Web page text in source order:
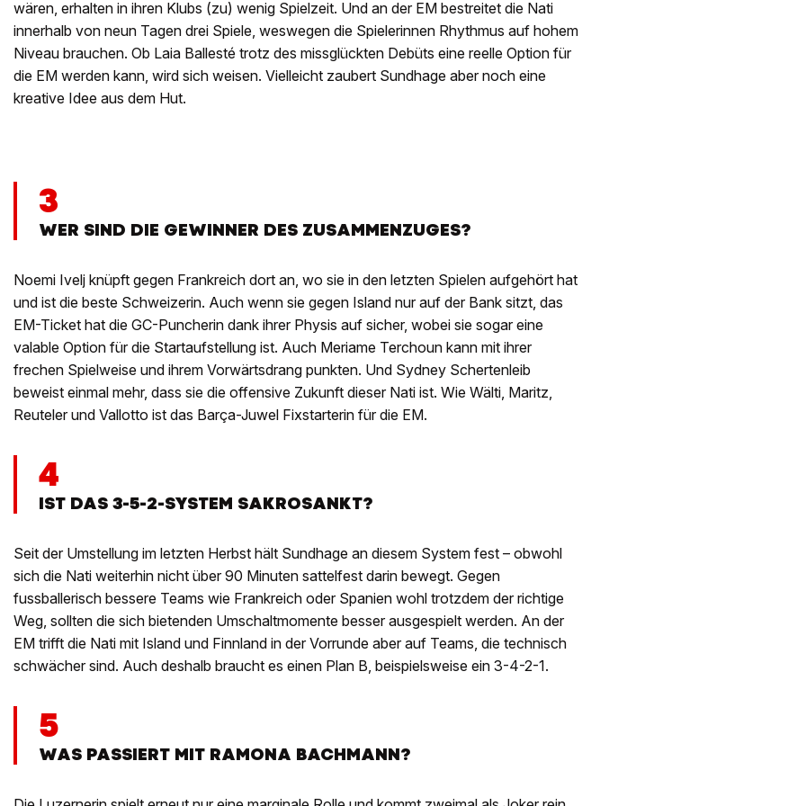
wären, erhalten in ihren Klubs (zu) wenig Spielzeit. Und an der EM bestreitet die Nati
innerhalb von neun Tagen drei Spiele, weswegen die Spielerinnen Rhythmus auf hohem
Niveau brauchen. Ob Laia Ballesté trotz des missglückten Debüts eine reelle Option für
die EM werden kann, wird sich weisen. Vielleicht zaubert Sundhage aber noch eine
kreative Idee aus dem Hut.
3
WER SIND DIE GEWINNER DES ZUSAMMENZUGES?
Noemi Ivelj knüpft gegen Frankreich dort an, wo sie in den letzten Spielen aufgehört hat
und ist die beste Schweizerin. Auch wenn sie gegen Island nur auf der Bank sitzt, das
EM-Ticket hat die GC-Puncherin dank ihrer Physis auf sicher, wobei sie sogar eine
valable Option für die Startaufstellung ist. Auch Meriame Terchoun kann mit ihrer
frechen Spielweise und ihrem Vorwärtsdrang punkten. Und Sydney Schertenleib
beweist einmal mehr, dass sie die offensive Zukunft dieser Nati ist. Wie Wälti, Maritz,
Reuteler und Vallotto ist das Barça-Juwel Fixstarterin für die EM.
4
IST DAS 3-5-2-SYSTEM SAKROSANKT?
Seit der Umstellung im letzten Herbst hält Sundhage an diesem System fest – obwohl
sich die Nati weiterhin nicht über 90 Minuten sattelfest darin bewegt. Gegen
fussballerisch bessere Teams wie Frankreich oder Spanien wohl trotzdem der richtige
Weg, sollten die sich bietenden Umschaltmomente besser ausgespielt werden. An der
EM trifft die Nati mit Island und Finnland in der Vorrunde aber auf Teams, die technisch
schwächer sind. Auch deshalb braucht es einen Plan B, beispielsweise ein 3-4-2-1.
5
WAS PASSIERT MIT RAMONA BACHMANN?